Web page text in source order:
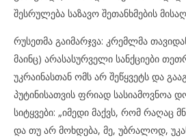
შესრულება საზავო შეთანხმების
რუსეთმა გაიმარჯვა: კრემლმა
მაინც) არასასურველი სანქციები
უკრაინასთან ომს არ შეწყვეტს და
პუტინისათვის ფრიად სასიამოვნოა
სიტყვები: „იმედი მაქვს, რომ რაღაც
და თუ არ მოხდება, მე, უბრალოდ,